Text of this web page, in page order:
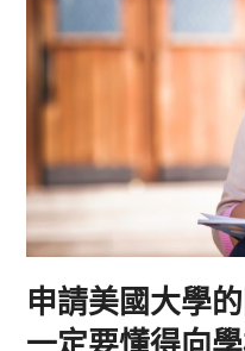
申請美國大學
一定要懂得向